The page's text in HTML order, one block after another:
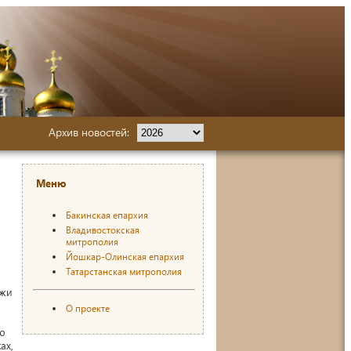
Архив новостей:
Меню
Бакинская епархия
Владивостокская
митрополия
Йошкар-Олинская епархия
Татарстанская митрополия
О проекте